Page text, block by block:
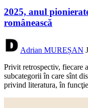
2025, anul
românească
Adrian MUREȘAN
Privit retrospectiv, fiecare
subcategorii în care sînt
privind literatura, în